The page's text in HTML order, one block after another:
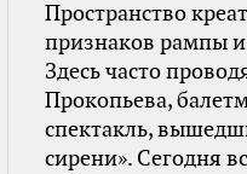
Пространство
признаков рампы
Здесь часто
Прокопьева,
спектакль,
сирени». Сегодня